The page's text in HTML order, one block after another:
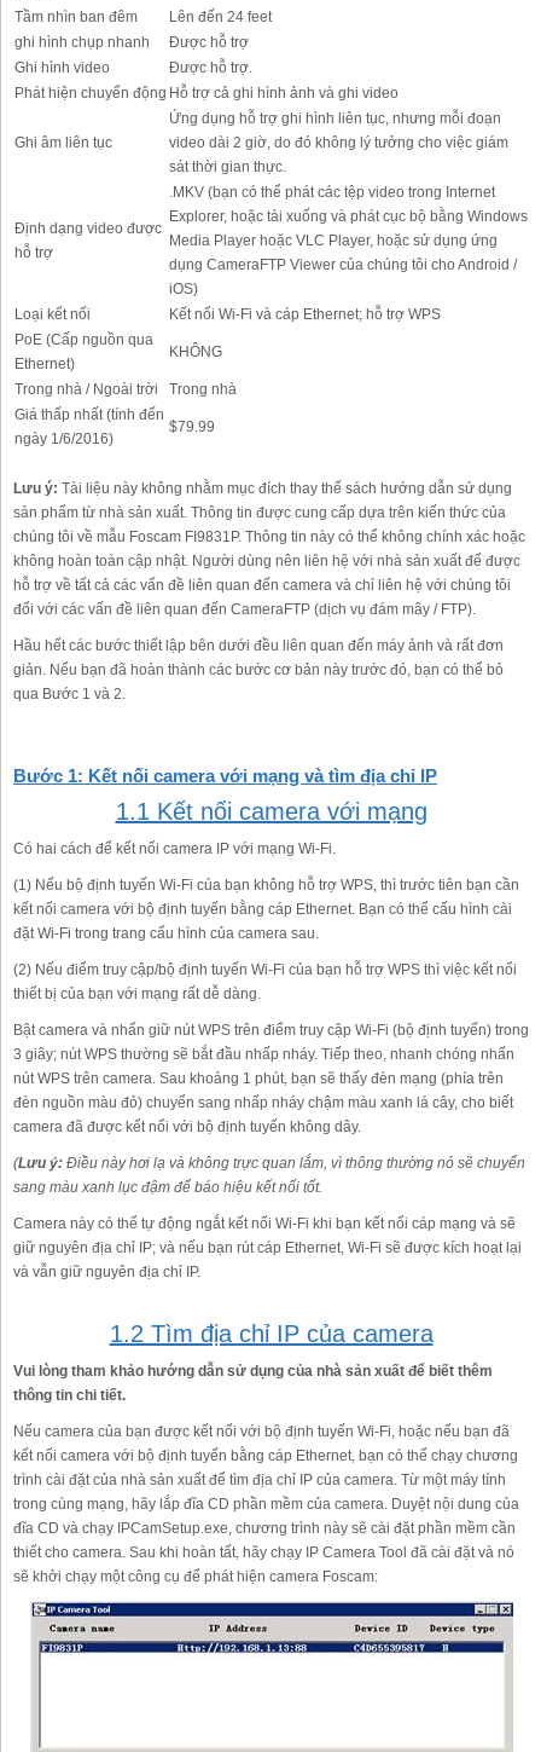
Tầm nhìn ban đêm
Lên đến 24 feet
ghi hình chụp nhanh
Được hỗ trợ
Ghi hình video
Được hỗ trợ.
Phát hiện chuyển động Hỗ trợ cả ghi hình ảnh và ghi video
Ghi âm liên tục
Ứng dụng hỗ trợ ghi hình liên tục, nhưng mỗi đoạn
video dài 2 giờ, do đó không lý tưởng cho việc giám
sát thời gian thực.
Định dạng video được
hỗ trợ
.MKV (bạn có thể phát các tệp video trong Internet
Explorer, hoặc tải xuống và phát cục bộ bằng Windows
Media Player hoặc VLC Player, hoặc sử dụng ứng
dụng CameraFTP Viewer của chúng tôi cho Android /
iOS)
Loại kết nối
Kết nối Wi-Fi và cáp Ethernet; hỗ trợ WPS
PoE (Cấp nguồn qua
Ethernet)
KHÔNG
Trong nhà / Ngoài trời
Trong nhà
Giá thấp nhất (tính đến
ngày 1/6/2016)
$79.99
Lưu ý: Tài liệu này không nhằm mục đích thay thế sách hướng dẫn sử dụng
sản phẩm từ nhà sản xuất. Thông tin được cung cấp dựa trên kiến thức của
chúng tôi về mẫu Foscam FI9831P. Thông tin này có thể không chính xác hoặc
không hoàn toàn cập nhật. Người dùng nên liên hệ với nhà sản xuất để được
hỗ trợ về tất cả các vấn đề liên quan đến camera và chỉ liên hệ với chúng tôi
đối với các vấn đề liên quan đến CameraFTP (dịch vụ đám mây / FTP).
Hầu hết các bước thiết lập bên dưới đều liên quan đến máy ảnh và rất đơn
giản. Nếu bạn đã hoàn thành các bước cơ bản này trước đó, bạn có thể bỏ
qua Bước 1 và 2.
Bước 1: Kết nối camera với mạng và tìm địa chỉ IP
1.1 Kết nối camera với mạng
Có hai cách để kết nối camera IP với mạng Wi-Fi.
(1) Nếu bộ định tuyến Wi-Fi của bạn không hỗ trợ WPS, thì trước tiên bạn cần
kết nối camera với bộ định tuyến bằng cáp Ethernet. Bạn có thể cấu hình cài
đặt Wi-Fi trong trang cấu hình của camera sau.
(2) Nếu điểm truy cập/bộ định tuyến Wi-Fi của bạn hỗ trợ WPS thì việc kết nối
thiết bị của bạn với mạng rất dễ dàng.
Bật camera và nhấn giữ nút WPS trên điểm truy cập Wi-Fi (bộ định tuyến) trong
3 giây; nút WPS thường sẽ bắt đầu nhấp nháy. Tiếp theo, nhanh chóng nhấn
nút WPS trên camera. Sau khoảng 1 phút, bạn sẽ thấy đèn mạng (phía trên
đèn nguồn màu đỏ) chuyển sang nhấp nháy chậm màu xanh lá cây, cho biết
camera đã được kết nối với bộ định tuyến không dây.
(Lưu ý: Điều này hơi lạ và không trực quan lắm, vì thông thường nó sẽ chuyển
sang màu xanh lục đậm để báo hiệu kết nối tốt.
Camera này có thể tự động ngắt kết nối Wi-Fi khi bạn kết nối cáp mạng và sẽ
giữ nguyên địa chỉ IP; và nếu bạn rút cáp Ethernet, Wi-Fi sẽ được kích hoạt lại
và vẫn giữ nguyên địa chỉ IP.
1.2 Tìm địa chỉ IP của camera
Vui lòng tham khảo hướng dẫn sử dụng của nhà sản xuất để biết thêm
thông tin chi tiết.
Nếu camera của bạn được kết nối với bộ định tuyến Wi-Fi, hoặc nếu bạn đã
kết nối camera với bộ định tuyến bằng cáp Ethernet, bạn có thể chạy chương
trình cài đặt của nhà sản xuất để tìm địa chỉ IP của camera. Từ một máy tính
trong cùng mạng, hãy lắp đĩa CD phần mềm của camera. Duyệt nội dung của
đĩa CD và chạy IPCamSetup.exe, chương trình này sẽ cài đặt phần mềm cần
thiết cho camera. Sau khi hoàn tất, hãy chạy IP Camera Tool đã cài đặt và nó
sẽ khởi chạy một công cụ để phát hiện camera Foscam: